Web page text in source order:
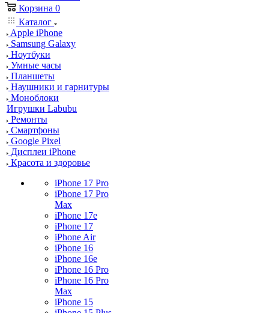
Корзина 0
Каталог
Apple iPhone
Samsung Galaxy
Ноутбуки
Умные часы
Планшеты
Наушники и гарнитуры
Моноблоки
Игрушки Labubu
Ремонты
Смартфоны
Google Pixel
Дисплеи iPhone
Красота и здоровье
iPhone 17 Pro
iPhone 17 Pro
Max
iPhone 17e
iPhone 17
iPhone Air
iPhone 16
iPhone 16e
iPhone 16 Pro
iPhone 16 Pro
Max
iPhone 15